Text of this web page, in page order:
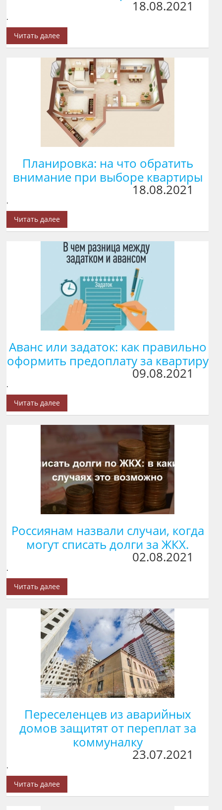
18.08.2021
.
Читать далее
Планировка: на что обратить
внимание при выборе квартиры
18.08.2021
.
Читать далее
Аванс или задаток: как правильно
оформить предоплату за квартиру
09.08.2021
.
Читать далее
Россиянам назвали случаи, когда
могут списать долги за ЖКХ.
02.08.2021
.
Читать далее
Переселенцев из аварийных
домов защитят от переплат за
коммуналку
23.07.2021
.
Читать далее